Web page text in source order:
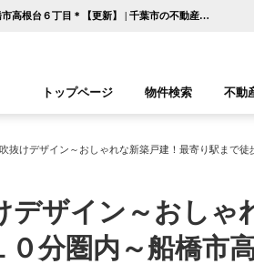
＊リビングは吹抜けデザイン～おしゃれな新築戸建！最寄り駅まで徒歩１０分圏内～船橋市高根台６丁目＊【更新】 | 千葉市の不動産ならセンチュリー21千葉リアルティー
トップページ 物件検索
千葉エリア 木更津エ
不動
抜けデザイン～おしゃれな新築戸建！最寄り駅まで徒
ザイン～おしゃ
分圏内～船橋市